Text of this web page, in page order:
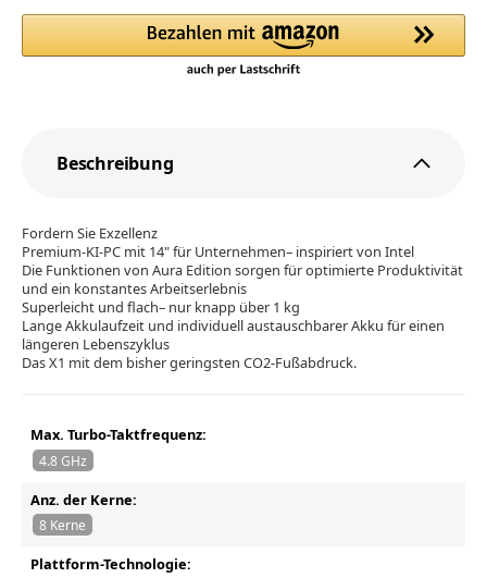
Beschreibung
Fordern Sie Exzellenz
Premium-KI-PC mit 14" für Unternehmen– inspiriert von Intel
Die Funktionen von Aura Edition sorgen für optimierte Produktivität
und ein konstantes Arbeitserlebnis
Superleicht und flach– nur knapp über 1 kg
Lange Akkulaufzeit und individuell austauschbarer Akku für einen
längeren Lebenszyklus
Das X1 mit dem bisher geringsten CO2-Fußabdruck.
Max. Turbo-Taktfrequenz:
4.8 GHz
Anz. der Kerne:
8 Kerne
Plattform-Technologie: